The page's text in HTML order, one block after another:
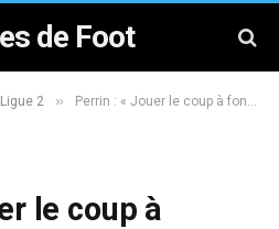
de Foot
Ligue 2 » Perrin : « Jouer le coup à fond »
le coup à